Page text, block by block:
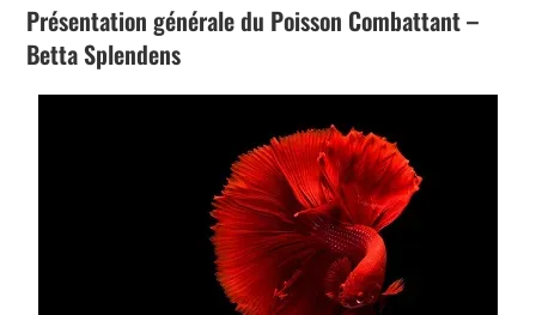
Présentation générale du Poisson Combattant –
Betta Splendens